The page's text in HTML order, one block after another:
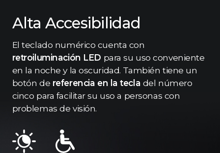
Alta Accesibilidad
El teclado numérico cuenta con
retroiluminación LED para su uso conveniente
en la noche y la oscuridad. También tiene un
botón de referencia en la tecla del número
cinco para facilitar su uso a personas con
problemas de visión.